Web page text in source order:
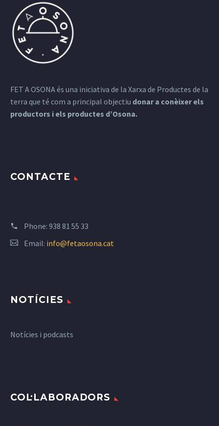
FET A OSONA és una iniciativa de la Xarxa de Productes de la
terra que té com a principal objectiu donar a conèixer els
productors i els productes d’Osona.
CONTACTE
Phone: 938 81 55 33
Email: info@fetaosona.cat
NOTÍCIES
Notícies i podcasts
COL·LABORADORS